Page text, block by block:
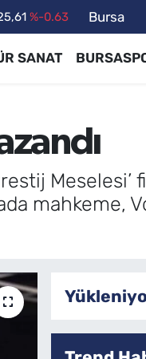
%0.16
13.799 %70
Bursa
SANAT
Meselesi’
mahkeme,